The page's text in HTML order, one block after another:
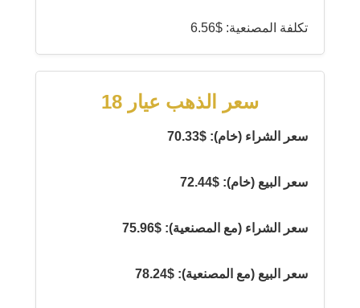
تكلفة المصنعية: $6.56
سعر الذهب عيار 18
سعر الشراء (خام): $70.33
سعر البيع (خام): $72.44
سعر الشراء (مع المصنعية): $75.96
سعر البيع (مع المصنعية): $78.24